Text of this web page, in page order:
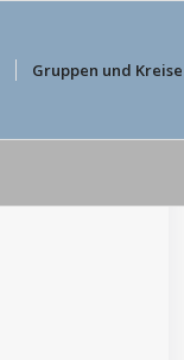
Gruppen und Kreise